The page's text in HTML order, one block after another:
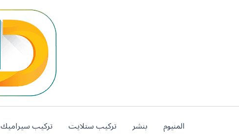
المنيوم بنشر تركيب ستلايت تركيب سيراميك